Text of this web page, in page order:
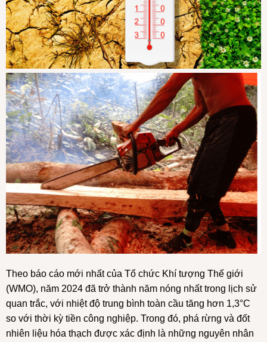
Theo báo cáo mới nhất của Tổ chức Khí tượng Thế giới
(WMO), năm 2024 đã trở thành năm nóng nhất trong lịch sử
quan trắc, với nhiệt độ trung bình toàn cầu tăng hơn 1,3°C
so với thời kỳ tiền công nghiệp. Trong đó, phá rừng và đốt
nhiên liệu hóa thạch được xác định là những nguyên nhân